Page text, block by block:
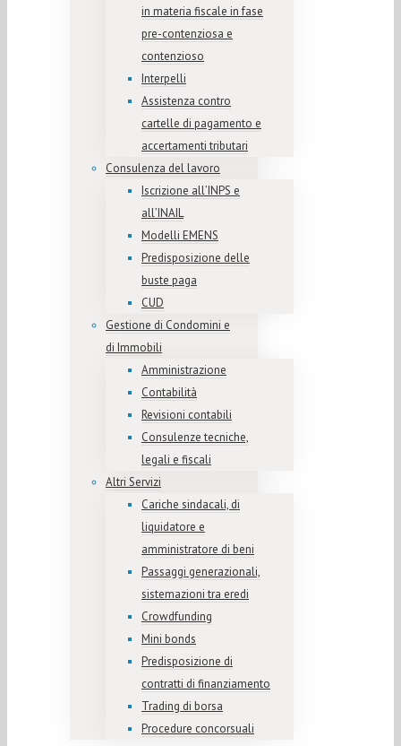
in materia fiscale in fase
pre-contenziosa e
contenzioso
Interpelli
Assistenza contro
cartelle di pagamento e
accertamenti tributari
Consulenza del lavoro
Iscrizione all’INPS e
all’INAIL
Modelli EMENS
Predisposizione delle
buste paga
CUD
Gestione di Condomini e
di Immobili
Amministrazione
Contabilità
Revisioni contabili
Consulenze tecniche,
legali e fiscali
Altri Servizi
Cariche sindacali, di
liquidatore e
amministratore di beni
Passaggi generazionali,
sistemazioni tra eredi
Crowdfunding
Mini bonds
Predisposizione di
contratti di finanziamento
Trading di borsa
Procedure concorsuali